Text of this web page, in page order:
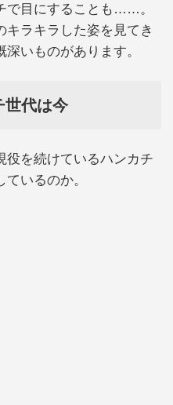
で目にすることも……。
キラキラした姿を見てき
いものがあります。
世代は今
を続けているハンカチ
いるのか。